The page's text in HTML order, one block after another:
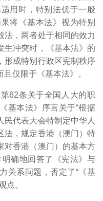
用时，特别法优于一般
将《基本法》视为特别
法，两者处于相同的效力
生冲突时，《基本法》的
形成特别行政区宪制秩序
仅限于《基本法》。
62条关于全国人大的职
基本法》序言关于“根据
民代表大会特制定中华人
法，规定香港（澳门）特
对香港（澳门）的基本方
确地回答了《宪法》与
关系问题，否定了“《基
点。